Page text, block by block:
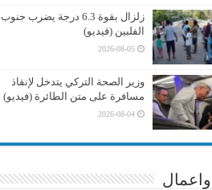
زلزال بقوة 6.3 درجة يضرب جنوب
الفلبين (فيديو)
2026-08-05
وزير الصحة التركي يتدخل لإنقاذ
مسافرة على متن الطائرة (فيديو)
2026-08-04